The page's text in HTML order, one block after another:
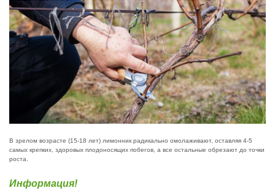
В зрелом возрасте (15-18 лет) лимонник радикально омолаживают, оставляя 4-5
самых крепких, здоровых плодоносящих побегов, а все остальные обрезают до точки
роста.
Информация!